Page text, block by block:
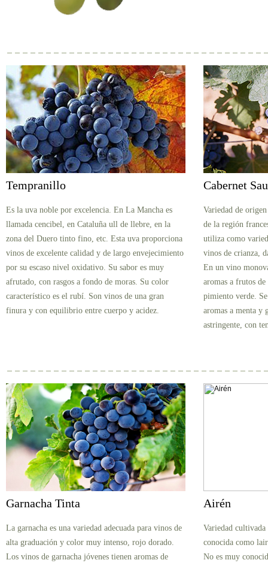
Tempranillo
Es la uva noble por excelencia. En La Mancha es
llamada cencibel, en Cataluña ull de llebre, en la
zona del Duero tinto fino, etc. Esta uva proporciona
vinos de excelente calidad y de largo envejecimiento
por su escaso nivel oxidativo. Su sabor es muy
afrutado, con rasgos a fondo de moras. Su color
característico es el rubí. Son vinos de una gran
finura y con equilibrio entre cuerpo y acidez.
Cabernet
Variedad de
de la región
utiliza como
vinos de crianza,
En un vino
aromas a frutos
pimiento verde.
aromas a menta y
astringente, con
Garnacha Tinta
La garnacha es una variedad adecuada para vinos de
alta graduación y color muy intenso, rojo dorado.
Los vinos de garnacha jóvenes tienen aromas de
Airén
Variedad cultivada
conocida como
No es muy